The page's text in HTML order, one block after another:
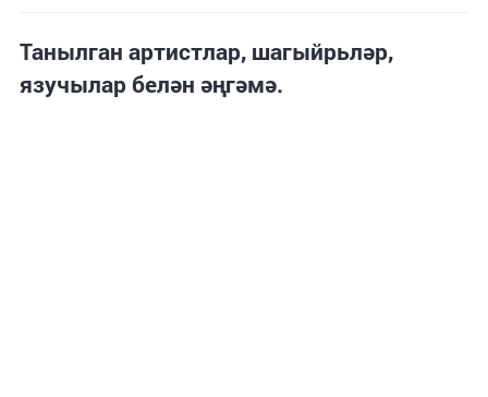
Танылган артистлар, шагыйрьләр,
язучылар белән әңгәмә.